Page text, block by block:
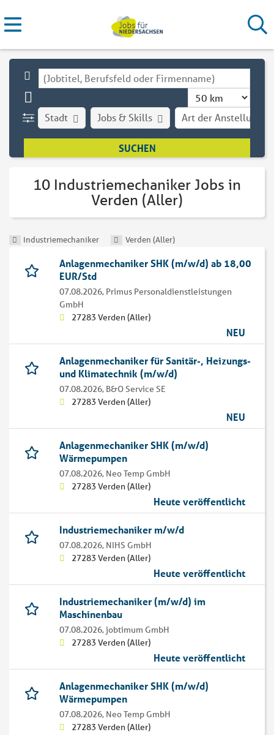
Stadt Art der Anstellung
Jobs & Skills
10 Industriemechaniker Jobs in
Verden (Aller)
Industriemechaniker Verden (Aller)
Anlagenmechaniker SHK (m/w/d) ab 18,00
EUR/Std
07.08.2026, Primus Personaldienstleistungen
GmbH
27283 Verden (Aller)
NEU
Anlagenmechaniker für Sanitär-, Heizungs-
und Klimatechnik (m/w/d)
07.08.2026, B&O Service SE
27283 Verden (Aller)
NEU
Anlagenmechaniker SHK (m/w/d)
Wärmepumpen
07.08.2026, Neo Temp GmbH
27283 Verden (Aller)
Heute veröffentlicht
Industriemechaniker m/w/d
07.08.2026, NIHS GmbH
27283 Verden (Aller)
Heute veröffentlicht
Industriemechaniker (m/w/d) im
Maschinenbau
07.08.2026,jobtimum GmbH
27283 Verden (Aller)
Heute veröffentlicht
Anlagenmechaniker SHK (m/w/d)
Wärmepumpen
07.08.2026, Neo Temp GmbH
27283 Verden (Aller)